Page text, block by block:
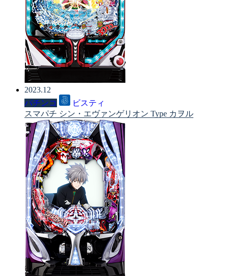
2023.12
パチンコ
ビスティ
スマパチ シン・エヴァンゲリオン Type カヲル